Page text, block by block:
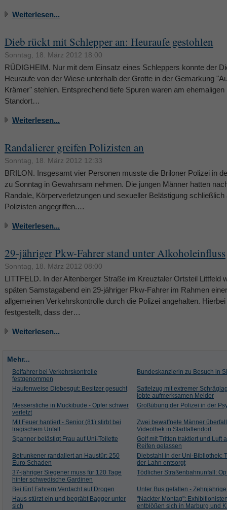
Weiterlesen...
Dieb rückt mit Schlepper an: Heuraufe gestohlen
Sonntag, 18. März 2012 18:00
RÜDIGHEIM. Nur mit dem Einsatz eines Schleppers konnte der
Heuraufe von der Wiese unterhalb der Grotte in der Gemarkung
Krämer" stehlen. Entsprechend tiefe Spuren waren am ehemaligen
Standort…
Weiterlesen...
Randalierer greifen Polizisten an
Sonntag, 18. März 2012 12:33
BRILON. Insgesamt vier Personen musste die Briloner Polizei in
zu Sonntag in Gewahrsam nehmen. Die jungen Männer hatten
Randale, Körperverletzungen und sexueller Belästigung schließlich
Polizisten angegriffen.…
Weiterlesen...
29-jähriger Pkw-Fahrer stand unter Alkoholeinfluss
Sonntag, 18. März 2012 08:00
LITTFELD. In der Altenberger Straße im Kreuztaler Ortsteil Littfeld
späten Samstagabend ein 29-jähriger Pkw-Fahrer im Rahmen einer
allgemeinen Verkehrskontrolle durch die Polizei angehalten.
festgestellt, dass der…
Weiterlesen...
Mehr...
Beifahrer bei Verkehrskontrolle
festgenommen
Bundeskanzlerin zu Besuch in
Haufenweise Diebesgut: Besitzer gesucht
Sattelzug mit extremer
lobte aufmerksamen Melder
Messerstiche in Muckibude - Opfer schwer
verletzt
Großübung der Polizei in der
Mit Feuer hantiert - Senior (81) stirbt bei
tragischem Unfall
Zwei bewaffnete Männer
Videothek in Stadtallendorf
Spanner belästigt Frau auf Uni-Toilette
Golf mit Tritten traktiert und Luft
Reifen gelassen
Betrunkener randaliert an Haustür: 250
Euro Schaden
Diebstahl in der Uni-Bibliothek:
der Lahn entsorgt
37-jähriger Siegener muss für 120 Tage
hinter schwedische Gardinen
Tödlicher Straßenbahnunfall:
Bei fünf Fahrern Verdacht auf Drogen
Unter Bus gefallen -
Haus stürzt ein und begräbt Bagger unter
sich
"Nackter Montag":
entblößen sich in Marburg und